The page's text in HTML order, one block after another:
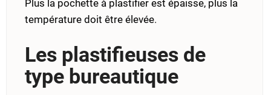
Plus la pochette à plastifier est épaisse, plus la
température doit être élevée.
Les plastifieuses de
type bureautique